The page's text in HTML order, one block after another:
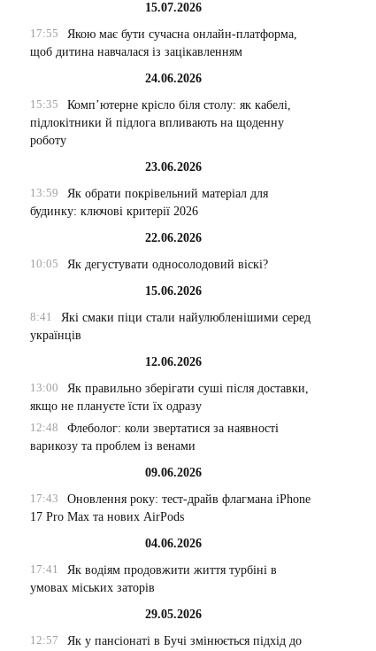
15.07.2026
17:55
Якою має бути сучасна онлайн-платформа,
щоб дитина навчалася із зацікавленням
24.06.2026
15:35
Комп’ютерне крісло біля столу: як кабелі,
підлокітники й підлога впливають на щоденну
роботу
23.06.2026
13:59
Як обрати покрівельний матеріал для
будинку: ключові критерії 2026
22.06.2026
10:05
Як дегустувати односолодовий віскі?
15.06.2026
8:41
Які смаки піци стали найулюбленішими серед
українців
12.06.2026
13:00
Як правильно зберігати суші після доставки,
якщо не плануєте їсти їх одразу
12:48
Флеболог: коли звертатися за наявності
варикозу та проблем із венами
09.06.2026
17:43
Оновлення року: тест-драйв флагмана iPhone
17 Pro Max та нових AirPods
04.06.2026
17:41
Як водіям продовжити життя турбіні в
умовах міських заторів
29.05.2026
12:57
Як у пансіонаті в Бучі змінюється підхід до